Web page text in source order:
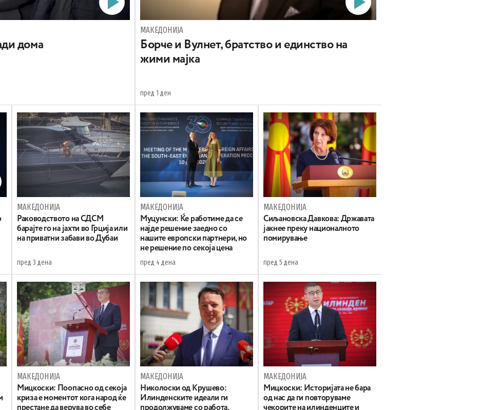
дома
МАКЕДОНИЈА
Борче и Вулнет, братство и единство на
жими мајка
пред 1 ден
МАКЕДОНИЈА
Раководството на СДСМ
барајте го на јахти во Грција или
на приватни забави во Дубаи
пред 3 дена
МАКЕДОНИЈА
Муцунски: Ќе работиме да се
најде решение заедно со
нашите европски партнери, но
не решение по секоја цена
пред 4 дена
МАКЕДОНИЈА
Сиљановска Давкова: Државата
јакнее преку националното
помирување
пред 5 дена
МАКЕДОНИЈА
Мицкоски: Поопасно од секоја
криза е моментот кога народ ќе
престане да верува во себе
МАКЕДОНИЈА
Николоски од Крушево:
Илинденските идеали ги
продолжуваме со работа,
МАКЕДОНИЈА
Мицкоски: Историјата не бара
од нас да ги повторуваме
чекорите на илинденците и